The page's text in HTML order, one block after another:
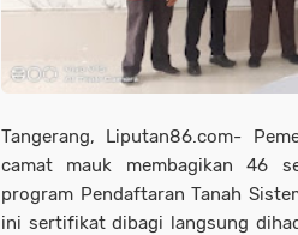
Tangerang, Liputan86.com-
camat mauk membagikan 46
program Pendaftaran Tanah
ini sertifikat dibagi langsung